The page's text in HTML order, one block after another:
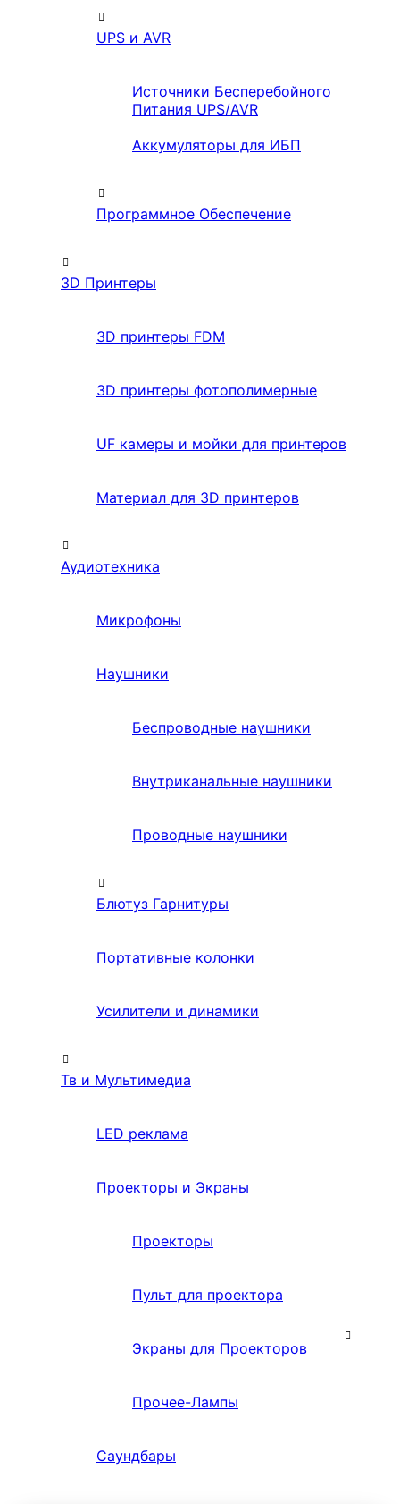
UPS и AVR
Источники Бесперебойного
Питания UPS/AVR
Аккумуляторы для ИБП
Программное Обеспечение
3D Принтеры
3D принтеры FDM
3D принтеры фотополимерные
UF камеры и мойки для принтеров
Материал для 3D принтеров
Аудиотехника
Микрофоны
Наушники
Беспроводные наушники
Внутриканальные наушники
Проводные наушники
Блютуз Гарнитуры
Портативные колонки
Усилители и динамики
Тв и Мультимедиа
LED реклама
Проекторы и Экраны
Проекторы
Пульт для проектора
Экраны для Проекторов
Прочее-Лампы
Саундбары